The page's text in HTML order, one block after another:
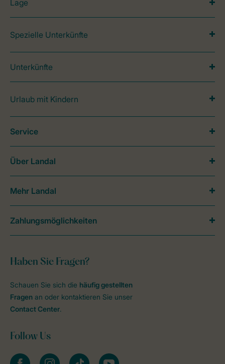
Lage
Spezielle Unterkünfte
Unterkünfte
Urlaub mit Kindern
Haben Sie Fragen?
Schauen Sie sich die häufig gestellten
Fragen an oder kontaktieren Sie unser
Contact Center.
Follow Us
facebookinstagramtiktok youtube
Service
Über Landal
Mehr Landal
Zahlungsmöglichkeiten